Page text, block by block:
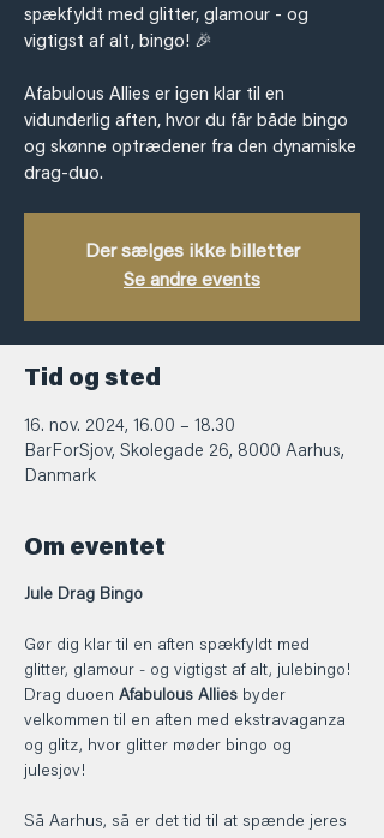
spækfyldt med glitter, glamour - og
vigtigst af alt, bingo! 🎉
Afabulous Allies er igen klar til en
vidunderlig aften, hvor du får både bingo
og skønne optrædener fra den dynamiske
drag-duo.
Der sælges ikke billetter
Se andre events
Tid og sted
16. nov. 2024, 16.00 – 18.30
BarForSjov, Skolegade 26, 8000 Aarhus,
Danmark
Om eventet
Jule Drag Bingo
Gør dig klar til en aften spækfyldt med
glitter, glamour - og vigtigst af alt, julebingo!
Drag duoen Afabulous Allies byder
velkommen til en aften med ekstravaganza
og glitz, hvor glitter møder bingo og
julesjov!
Så Aarhus, så er det tid til at spænde jeres